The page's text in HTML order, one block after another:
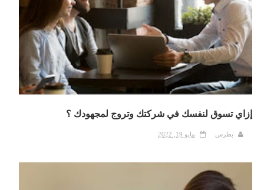
إزاي تسوق لنفسك في شركتك وتروج لمجهودك ؟
بطرس مايو 19, 2022